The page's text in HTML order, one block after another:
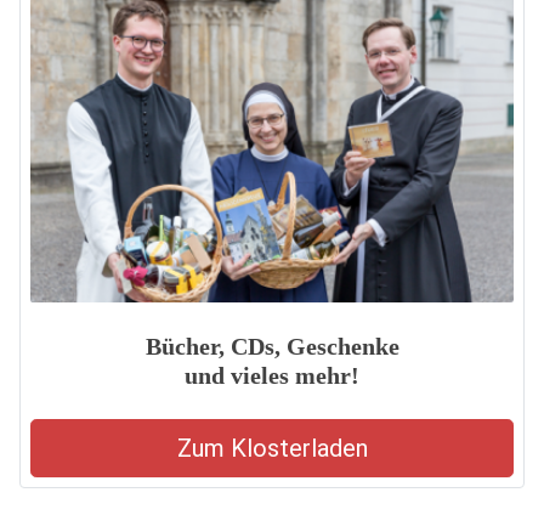
Bücher, CDs, Geschenke
und vieles mehr!
Zum Klosterladen